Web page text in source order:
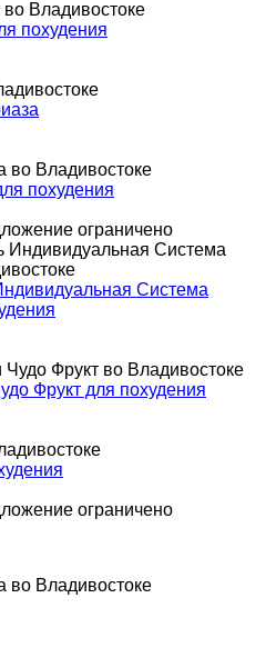
похудения
похудения
ограничено
Система
Фрукт для похудения
ограничено